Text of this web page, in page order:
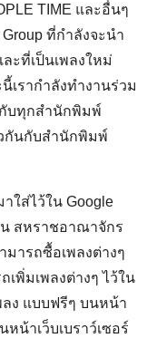
TIME และอื่นๆ
ที่กำลังจะนำ
ะที่เป็นเพลงใหม่
รากำลังทำงานร่วม
บทุกสำนักพิมพ์
กันกับสำนักพิมพ์
ใส่ไว้ใน Google
น สหราชอาณาจักร
มารถซื้อเพลงต่างๆ
เพิ่มเพลงต่างๆ ไว้ใน
ลง แบบฟรีๆ บนหน้า
น้าเว็บเบราว์เซอร์